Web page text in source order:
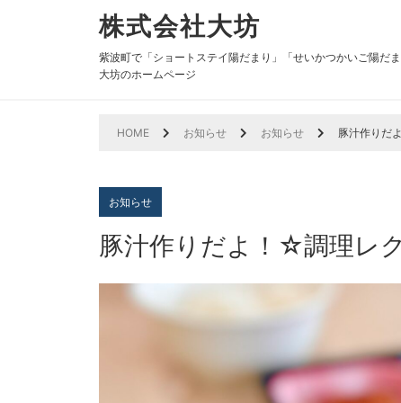
株式会社大坊
紫波町で「ショートステイ陽だまり」「せいかつかいご陽だ
大坊のホームページ
HOME お知らせ お知らせ 豚汁作りだ
お知らせ
豚汁作りだよ！☆調理レ